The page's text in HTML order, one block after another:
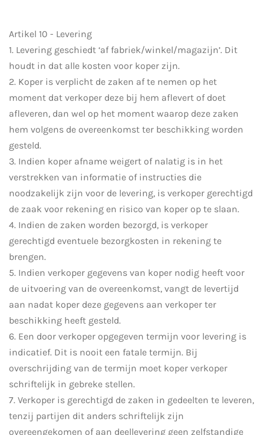
Artikel 10 - Levering
1. Levering geschiedt ‘af fabriek/winkel/magazijn’. Dit
houdt in dat alle kosten voor koper zijn.
2. Koper is verplicht de zaken af te nemen op het
moment dat verkoper deze bij hem aflevert of doet
afleveren, dan wel op het moment waarop deze zaken
hem volgens de overeenkomst ter beschikking worden
gesteld.
3. Indien koper afname weigert of nalatig is in het
verstrekken van informatie of instructies die
noodzakelijk zijn voor de levering, is verkoper gerechtigd
de zaak voor rekening en risico van koper op te slaan.
4. Indien de zaken worden bezorgd, is verkoper
gerechtigd eventuele bezorgkosten in rekening te
brengen.
5. Indien verkoper gegevens van koper nodig heeft voor
de uitvoering van de overeenkomst, vangt de levertijd
aan nadat koper deze gegevens aan verkoper ter
beschikking heeft gesteld.
6. Een door verkoper opgegeven termijn voor levering is
indicatief. Dit is nooit een fatale termijn. Bij
overschrijding van de termijn moet koper verkoper
schriftelijk in gebreke stellen.
7. Verkoper is gerechtigd de zaken in gedeelten te leveren,
tenzij partijen dit anders schriftelijk zijn
overeengekomen of aan deellevering geen zelfstandige